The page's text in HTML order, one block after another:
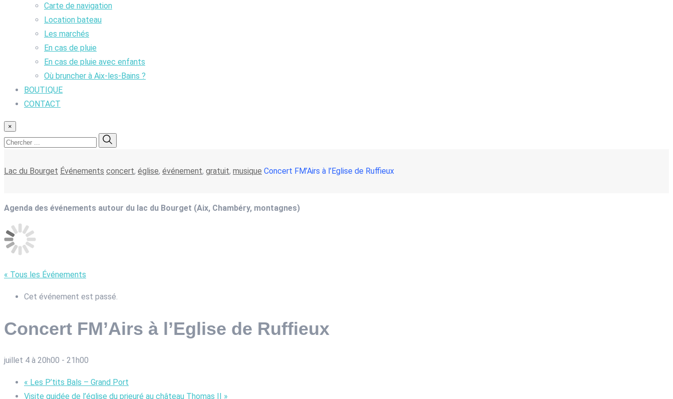
Carte de navigation
Location bateau
Les marchés
En cas de pluie
En cas de pluie avec enfants
Où bruncher à Aix-les-Bains ?
BOUTIQUE
CONTACT
×
Lac du Bourget Événements concert, église, événement, gratuit, musique Concert FM’Airs à l’Eglise de Ruffieux
Agenda des événements autour du lac du Bourget (Aix, Chambéry, montagnes)
« Tous les Événements
Cet événement est passé.
Concert FM’Airs à l’Eglise de Ruffieux
juillet 4 à 20h00 - 21h00
« Les P’tits Bals – Grand Port
Visite guidée de l’église du prieuré au château Thomas II »